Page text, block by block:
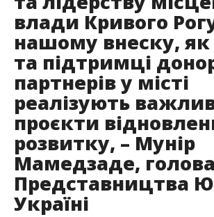
влади Кривого
нашому внеску,
та підтримці
партнерів у місті
реалізують
проєкти
розвитку, – Мунір
Мамедзаде, голова
Представництва
Україні